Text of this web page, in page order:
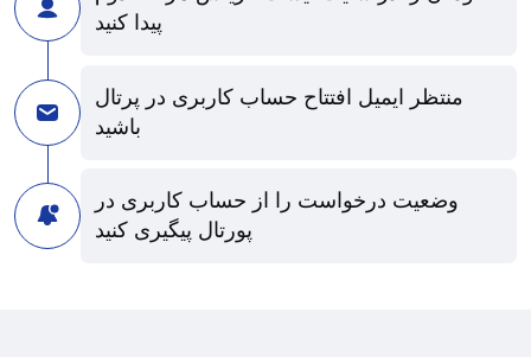
پیدا کنید
منتظر ایمیل افتتاح حساب کاربری در پرتال
باشید
وضعیت درخواست را از حساب کاربری در
پورتال پیگیری کنید